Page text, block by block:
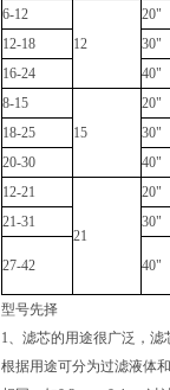
6-12
12
20"
12-18
30"
16-24
40"
8-15
15
20"
18-25
30"
20-30
40"
12-21
21
20"
21-31
30"
27-42 40"
型号先择
1、滤芯的用途很广泛，
根据用途可分为过滤液体